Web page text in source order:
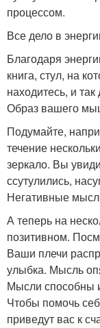
процессом.
Все дело в
Благодаря
книга, стул, на
находитесь, и так
Образ вашего
Подумайте,
течение
зеркало. Вы
ссутулились,
Негативные
А теперь на
позитивном.
Ваши плечи
улыбка. Мысль
Мысли способны
Чтобы помочь
приведут вас к